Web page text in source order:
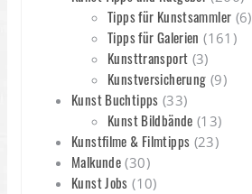
Tipps für Kunstsammler (6)
Tipps für Galerien (161)
Kunsttransport (3)
Kunstversicherung (9)
Kunst Buchtipps (33)
Kunst Bildbände (13)
Kunstfilme & Filmtipps (23)
Malkunde (30)
Kunst Jobs (10)